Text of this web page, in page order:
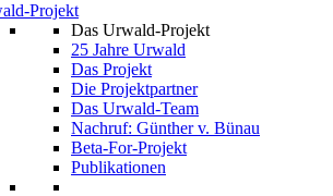
Projekt
Das Urwald-Projekt
25 Jahre Urwald
Das Projekt
Die Projektpartner
Das Urwald-Team
Nachruf: Günther v. Bünau
Beta-For-Projekt
Publikationen